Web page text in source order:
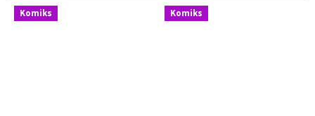
Komiks Komiks